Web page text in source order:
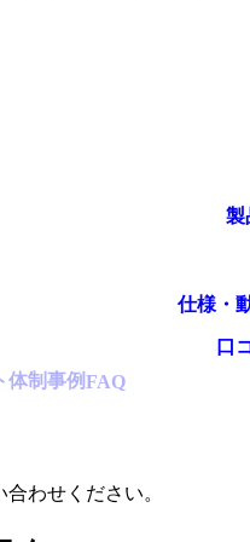
製
仕様・
口
体制 事例FAQ
わせください。